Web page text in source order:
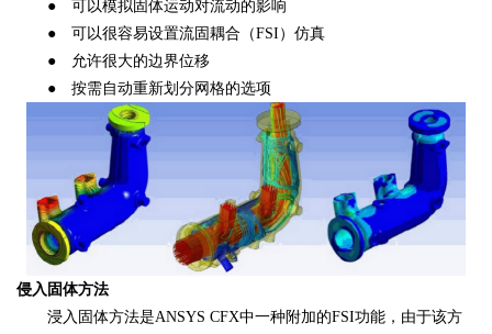
● 可以模拟固体运动对流动的影响
● 可以很容易设置流固耦合（FSI）仿真
● 允许很大的边界位移
● 按需自动重新划分网格的选项
侵入固体方法
浸入固体方法是ANSYS CFX中一种附加的FSI功能，由于该方